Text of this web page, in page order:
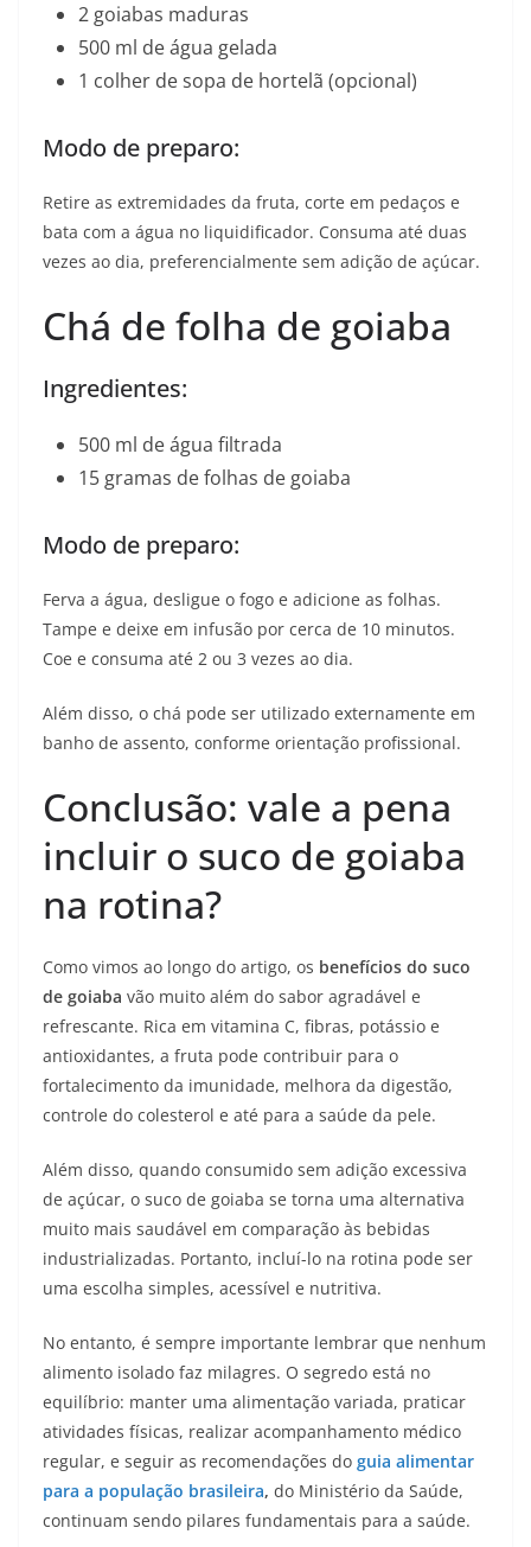
2 goiabas maduras
500 ml de água gelada
1 colher de sopa de hortelã (opcional)
Modo de preparo:
Retire as extremidades da fruta, corte em pedaços e
bata com a água no liquidificador. Consuma até duas
vezes ao dia, preferencialmente sem adição de açúcar.
Chá de folha de goiaba
Ingredientes:
500 ml de água filtrada
15 gramas de folhas de goiaba
Modo de preparo:
Ferva a água, desligue o fogo e adicione as folhas.
Tampe e deixe em infusão por cerca de 10 minutos.
Coe e consuma até 2 ou 3 vezes ao dia.
Além disso, o chá pode ser utilizado externamente em
banho de assento, conforme orientação profissional.
Conclusão: vale a pena
incluir o suco de goiaba
na rotina?
Como vimos ao longo do artigo, os benefícios do suco
de goiaba vão muito além do sabor agradável e
refrescante. Rica em vitamina C, fibras, potássio e
antioxidantes, a fruta pode contribuir para o
fortalecimento da imunidade, melhora da digestão,
controle do colesterol e até para a saúde da pele.
Além disso, quando consumido sem adição excessiva
de açúcar, o suco de goiaba se torna uma alternativa
muito mais saudável em comparação às bebidas
industrializadas. Portanto, incluí-lo na rotina pode ser
uma escolha simples, acessível e nutritiva.
No entanto, é sempre importante lembrar que nenhum
alimento isolado faz milagres. O segredo está no
equilíbrio: manter uma alimentação variada, praticar
atividades físicas, realizar acompanhamento médico
regular, e seguir as recomendações do guia alimentar
para a população brasileira, do Ministério da Saúde,
continuam sendo pilares fundamentais para a saúde.